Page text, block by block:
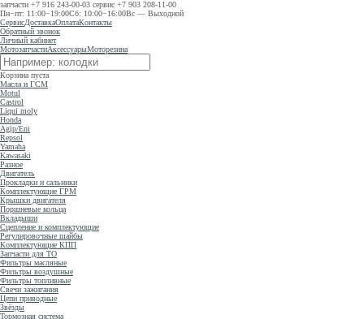
запчасти +7 916 243-00-03 сервис +7 903 208-11-00
Пн−пт: 11:00−19:00Сб: 10:00−16:00Вс — Выходной
СервисДоставкаОплатаКонтакты
Обратный звонок
Личный кабинет
МотозапчастиАксессуарыМоторезина
Корзина пуста
Масла и ГСМ
Motul
Castrol
Liqui moly
Honda
Agip/Eni
Repsol
Yamaha
Kawasaki
Разное
Двигатель
Прокладки и сальники
Комплектующие ГРМ
Крышки двигателя
Поршневые кольца
Вкладыши
Сцепление и комплектующие
Регулировочные шайбы
Комплектующие КПП
Запчасти для ТО
Фильтры масляные
Фильтры воздушные
Фильтры топливные
Свечи зажигания
Цепи приводные
Звёзды
Тормозная система